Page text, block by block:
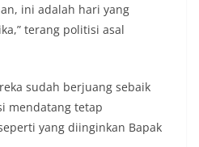
ini adalah hari yang
terang politisi asal
sudah berjuang sebaik
mendatang tetap
yang diinginkan Bapak